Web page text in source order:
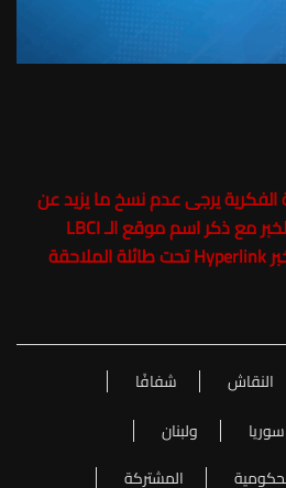
يرجى عدم نسخ ما يزيد عن
20 في المئة من مضمون الخبر مع ذكر اسم موقع الـ LBCI
الالكتروني وارفاقه برابط الخبر Hyperlink تحت طائلة الملاحقة
النقاش
شفافًا
سوريا
ولبنان
المشتركة